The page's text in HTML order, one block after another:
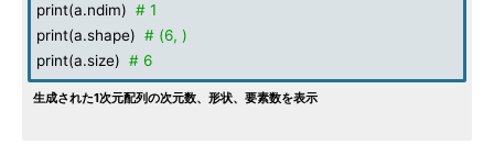
print(a.ndim) # 1
print(a.shape) # (6, )
print(a.size) # 6
生成された1次元配列の次元数、形状、要素数を表示